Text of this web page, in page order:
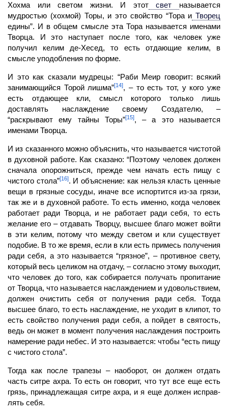
Хохма или светом жизни. И этотсвет называется
мудростью (хохмой) Торы, и это свойство “Тора и Творец
едины”. И в общем смысле эта Тора называется именами
Творца. И это наступает после того, как человек уже
получил келим де-Хесед, то есть отдающие келим, в
смысле уподобления по форме.
И это как сказали мудрецы: “Раби Меир говорит: всякий
занимающийся Торой лишма”[14], – то есть тот, у кого уже
есть отдающеекли, смысл которого только лишь
доставлять наслаждение своему Создателю, –
“раскрывают ему тайны Торы”[15], – а это называется
именами Творца.
И из сказанного можно объяснить, что называется чистотой
в духовной работе. Как сказано: “Поэтому человек должен
сначала опорожниться, прежде чем начать есть пищу с
чистого стола”[16]. И объяснение: как нельзя класть ценные
вещи в грязные сосу­ды, иначе все испортится из-за грязи,
так же и в духовной работе. То есть именно, когда человек
работает ради Творца, и не работает ради себя, то есть
желание его – отдавать Творцу, высшее благо может войти
в этикелим, потому что между светом и клисущест­вует
подобие. В то же время, если в кли есть примесь получения
ради себя, а это называется “гряз­ное”, – противное свету,
который весь целиком на отдачу, – согласно этому выходит,
что человек до того, как собирается получать пропитание
от Творца, что называется насла­ждением и удовольствием,
должен очистить себя от получения ради себя. Тогда
высшее благо, то есть наслаждение, не уходит в клипот, то
есть свойство получения ради себя, а пойдет в святость,
ведь он может в момент получения наслаждения построить
намере­ние ради небес. И это называется: чтобы “есть пищу
с чистого стола”.
Тогда как после трапезы – наоборот, он должен отдать
часть ситре ахра. То есть он говорит, что тут все еще есть
грязь, принадлежащая ситре ахра, и я еще должен исправ­
лять себя.